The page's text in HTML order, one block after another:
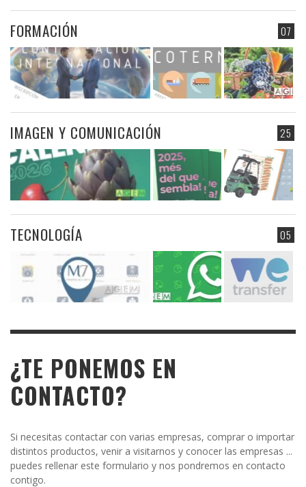
07
FORMACIÓN
25
IMAGEN Y COMUNICACIÓN
05
TECNOLOGÍA
¿TE PONEMOS EN
CONTACTO?
Si necesitas contactar con varias empresas, comprar o importar
distintos productos, venir a visitarnos y conocer las empresas ...
puedes rellenar este formulario y nos pondremos en contacto
contigo.